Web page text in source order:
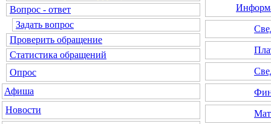
Вопрос - ответ
Задать вопрос
Проверить обращение
Статистика обращений
Опрос
Афиша
Новости